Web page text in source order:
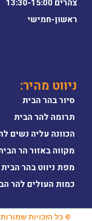
צהרים 13:30-15:00
ראשון-חמישי
ניווט מהיר:
סיור בהר הבית
תרומה להר הבית
הכוונה עליה נשים
מקווה באזור הר
מפת ניווט בהר הבית
כמות העולים להר
© כל הזכויות שמורות